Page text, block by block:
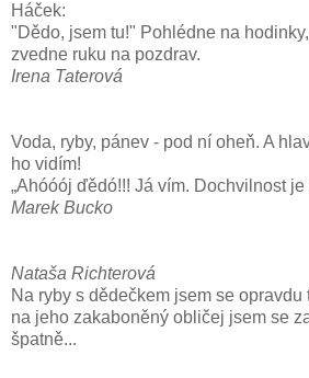
Háček:
"Dědo, jsem tu!" Pohlédne na
zvedne ruku na pozdrav.
Irena Taterová
Voda, ryby, pánev - pod ní oheň. A
ho vidím!
„Ahóóój ďědó!!! Já vím. Dochvilnost
Marek Bucko
Nataša Richterová
Na ryby s dědečkem jsem se
na jeho zakaboněný obličej jsem se
špatně...